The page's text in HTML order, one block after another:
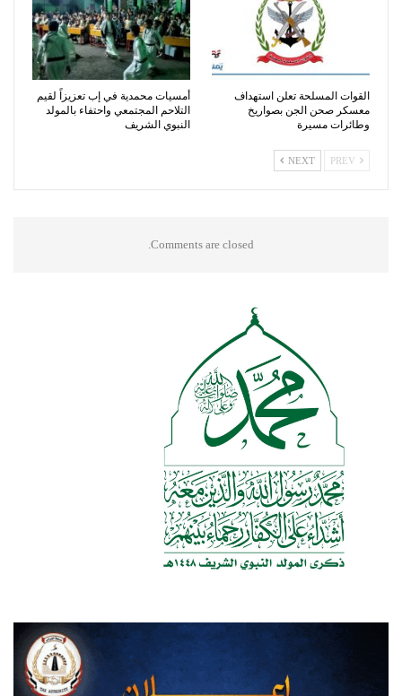
القوات المسلحة تعلن استهداف
معسكر صحن الجن بصواريخ
وطائرات مسيرة
أمسيات محمدية في إب تعزيزاً لقيم
التلاحم المجتمعي واحتفاء بالمولد
النبوي الشريف
NEXT
Comments are closed.